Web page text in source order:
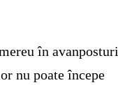
în
nu poate începe